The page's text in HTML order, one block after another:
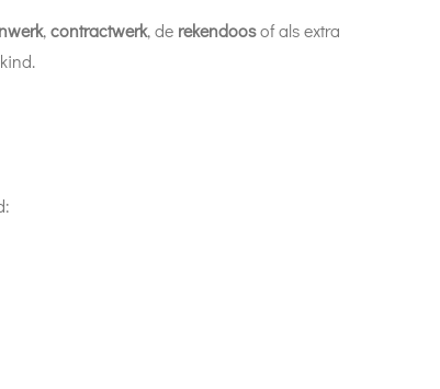
,contractwerk, de rekendoosof als extra